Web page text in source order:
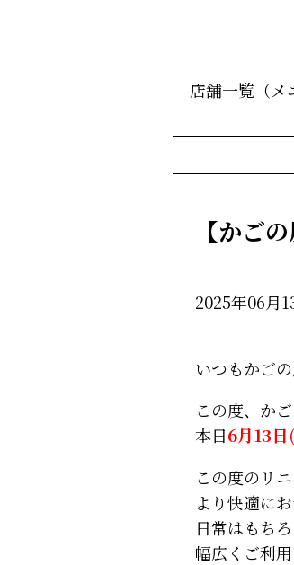
店舗一覧（メ
【かご
2025年06月
いつもかご
この度、か
本日6月13日
この度のリ
より快適に
日常はもち
幅広くご利